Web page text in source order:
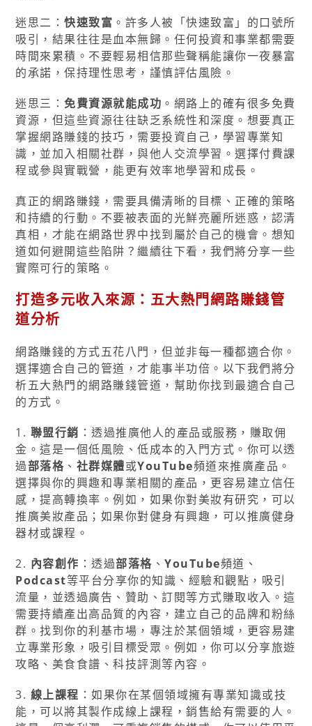
迷思二：快速致富 。許多人被「快速致富」的口號所
吸引，結果往往是血本無歸。任何投資和事業都需要
時間來累積。不要輕易相信那些聲稱能讓你一夜暴富
的承諾，保持理性思考，謹慎評估風險。
迷思三：免費資源就能成功 。網路上的確有很多免費
資源，但這些資源往往缺乏系統性和深度。想要真正
掌握網路賺錢的技巧，需要投資自己，學習專業知
識，並加入相關社群，與他人交流學習。選擇付費課
程或參與實戰營，能更有效率地學習和成長。
真正的網路賺錢，需要具備清晰的目標、正確的策略
和持續的行動。不要被表面的光鮮亮麗所迷惑，認清
真相，才能在網路世界中找到屬於自己的機會。想知
道如何避開這些陷阱？繼續往下看，我們將分享一些
實際可行的策略。
打造多元收入來源：五大熱門網路賺錢管
道分析
網路賺錢的方式五花八門，但並非每一種都適合你。
選擇適合自己的管道，才能事半功倍。以下我們將分
析五大熱門的網路賺錢管道，幫助你找到最適合自己
的方式。
1. 聯盟行銷 ：透過推廣他人的產品或服務，賺取佣
金。這是一個低風險、低成本的入門方式。你可以透
過部落格 、 社群媒體或YouTube頻道來推廣產品。
選擇與你的興趣和專業相關的產品，更容易建立信任
感，提高轉換率。例如，如果你對美妝有研究，可以
推廣美妝產品；如果你對健身有興趣，可以推廣健身
器材或課程。
2. 內容創作 ：透過部落格 、YouTube頻道、
Podcast等平台分享你的知識、經驗和觀點，吸引
流量，並透過廣告、贊助、訂閱等方式賺取收入。這
需要持續產出高品質的內容，建立自己的品牌和粉絲
群。找到你的利基市場，專注於某個領域，更容易建
立專業形象，吸引目標受眾。例如，你可以分享旅遊
攻略、美食食譜、科技評測等內容。
3. 線上課程 ：如果你在某個領域擁有專業知識或技
能，可以將其製作成線上課程，銷售給有需要的人。